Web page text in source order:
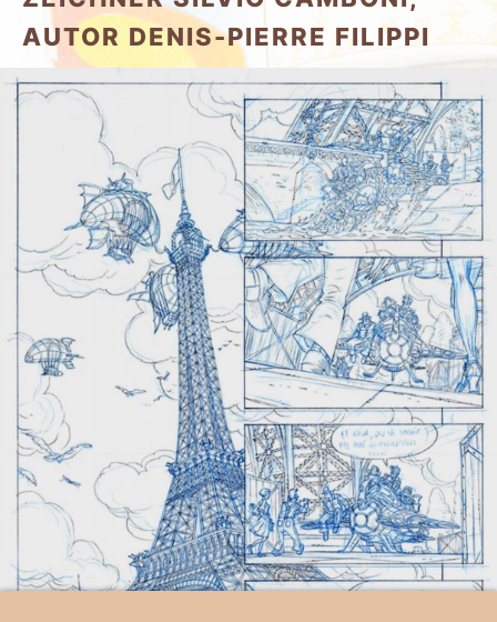
AUTOR DENIS-PIERRE FILIPPI